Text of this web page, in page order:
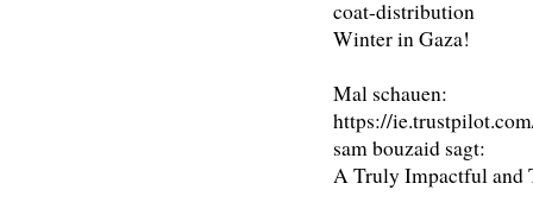
coat-distribution
Winter in Gaza!
Mal schauen:
https://
sam bouzaid sagt:
A Truly Impactful and